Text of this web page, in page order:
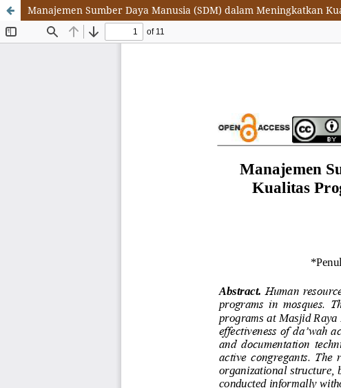
Manajemen Sumber Daya Manusia (SDM) dalam Meningkatkan